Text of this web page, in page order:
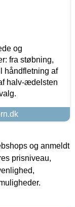
og
fra støbning,
håndfletning af
halv-ædelsten
og anmeldt
prisniveau,